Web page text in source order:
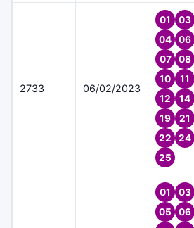
2733 06/02/2023
01
03
04
06
07
08
10
11
12
14
19
21
22
24
25
01
03
05
06